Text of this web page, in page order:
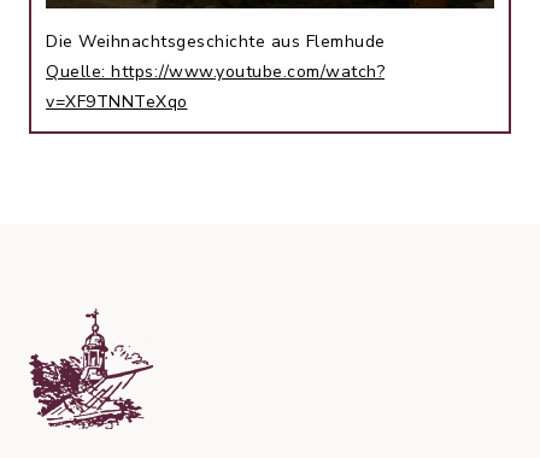
Die Weihnachtsgeschichte aus Flemhude
Quelle: https://www.youtube.com/watch?
v=XF9TNNTeXqo